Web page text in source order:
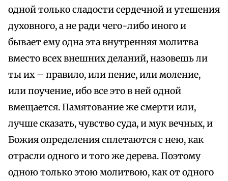
одной только сладости сердечной и утешения
духовного, а не ради чего-либо иного и
бывает ему одна эта внутренняя молитва
вместо всех внешних деланий, назовешь ли
ты их – правило, или пение, или моление,
или поучение, ибо все это в ней одной
вмещается. Памятование же смерти или,
лучше сказать, чувство суда, и мук вечных, и
Божия определения сплетаются с нею, как
отрасли одного и того же дерева. Поэтому
одною только этою молитвою, как от одного